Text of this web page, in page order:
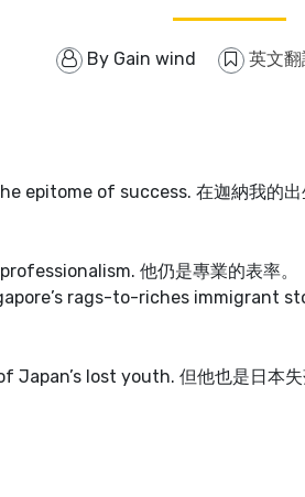
By Gain wind 英文
epitome of success. 在迦納我的出
他仍是專業的表率。
rags-to-riches immigrant
lost youth. 但他也是日本失